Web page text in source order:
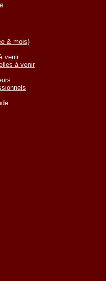
& mois)
venir
à venir